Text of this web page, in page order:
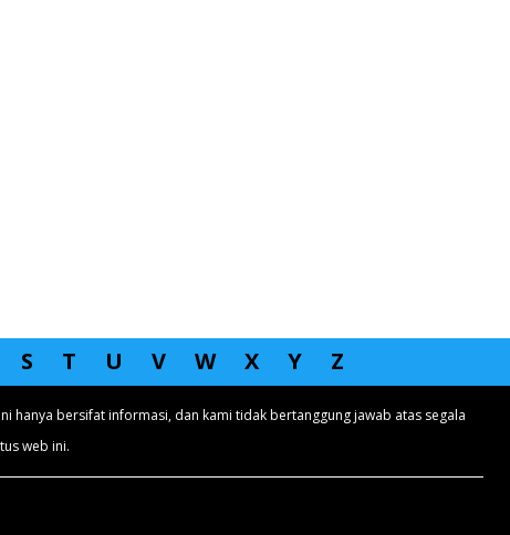
S T U V W X Y Z
hanya bersifat informasi, dan kami tidak bertanggung jawab atas segala
web ini.